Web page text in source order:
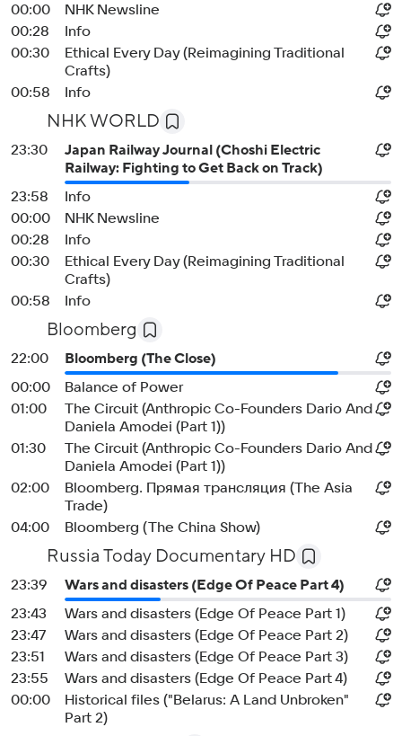
00:00
NHK Newsline
00:28
Info
00:30
Ethical Every Day (Reimagining Traditional
Crafts)
00:58
Info
NHK WORLD
23:30
Japan Railway Journal (Choshi Electric
Railway: Fighting to Get Back on Track)
23:58
Info
00:00
NHK Newsline
00:28
Info
00:30
Ethical Every Day (Reimagining Traditional
Crafts)
00:58
Info
Bloomberg
22:00
Bloomberg (The Close)
00:00
Balance of Power
01:00
The Circuit (Anthropic Co-Founders Dario And
Daniela Amodei (Part 1))
01:30
The Circuit (Anthropic Co-Founders Dario And
Daniela Amodei (Part 1))
02:00
Bloomberg. Прямая трансляция (The Asia
Trade)
04:00
Bloomberg (The China Show)
Russia Today Documentary HD
23:39
Wars and disasters (Edge Of Peace Part 4)
23:43
Wars and disasters (Edge Of Peace Part 1)
23:47
Wars and disasters (Edge Of Peace Part 2)
23:51
Wars and disasters (Edge Of Peace Part 3)
23:55
Wars and disasters (Edge Of Peace Part 4)
00:00
Historical files ("Belarus: A Land Unbroken"
Part 2)